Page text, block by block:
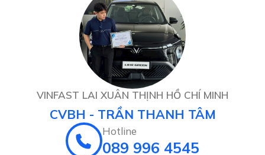
VINFAST LAI XUÂN THỊNH HỒ CHÍ MINH
CVBH - TRẦN THANH TÂM
Hotline
089 996 4545